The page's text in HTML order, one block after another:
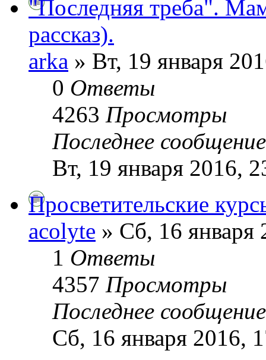
"Последняя треба".
рассказ).
arka » Вт, 19 января
0 Ответы
4263 Просмотры
Последнее
Вт, 19 января 2016,
Просветительские
acolyte » Сб, 16 января
1 Ответы
4357 Просмотры
Последнее
Сб, 16 января 2016,